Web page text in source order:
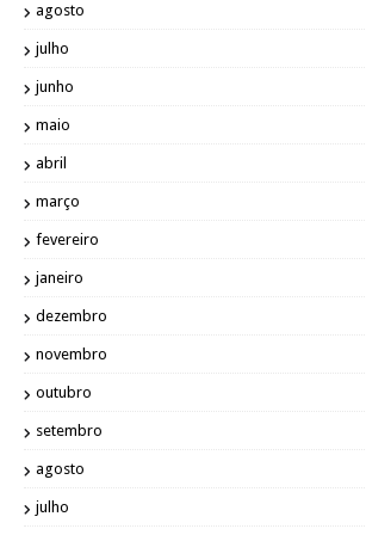
agosto
julho
junho
maio
abril
março
fevereiro
janeiro
dezembro
novembro
outubro
setembro
agosto
julho